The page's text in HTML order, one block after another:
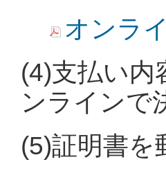
オンラ
(4)支払い内
ンラインで
(5)証明書を